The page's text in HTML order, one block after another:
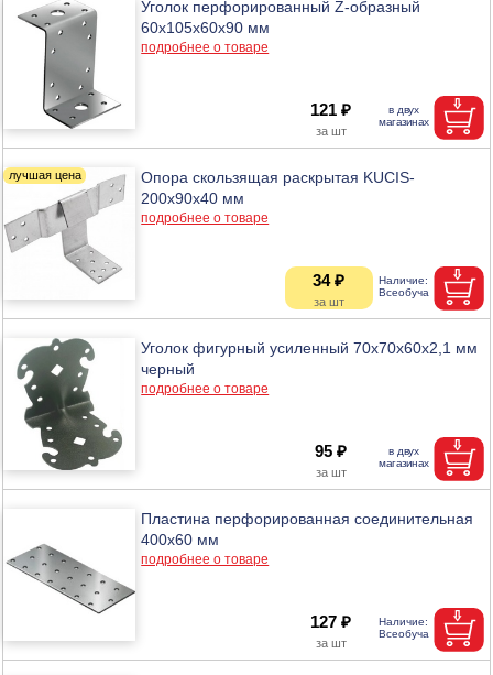
Уголок перфорированный Z-образный
60х105х60х90 мм
подробнее о товаре
121 ₽
Опора скользящая раскрытая KUCIS-
200х90х40 мм
подробнее о товаре
34 ₽
Уголок фигурный усиленный 70х70х60х2,1 мм
черный
подробнее о товаре
95 ₽
Пластина перфорированная соединительная
400х60 мм
подробнее о товаре
127 ₽